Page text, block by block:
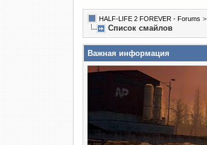
HALF-LIFE 2 FOREVER - Forums >
Список смайлов
Важная информация